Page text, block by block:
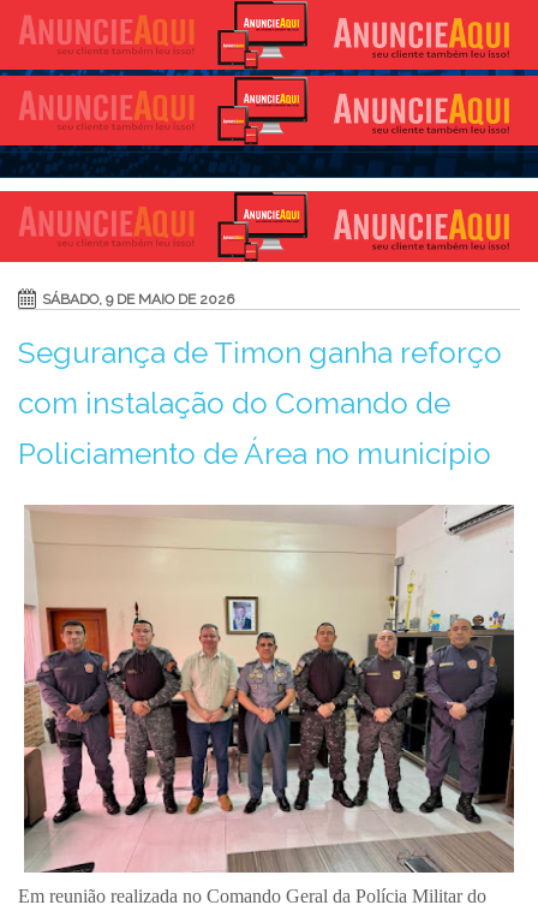
SÁBADO, 9 DE MAIO DE 2026
Segurança de Timon ganha reforço
com instalação do Comando de
Policiamento de Área no município
Em reunião realizada no Comando Geral da Polícia Militar do